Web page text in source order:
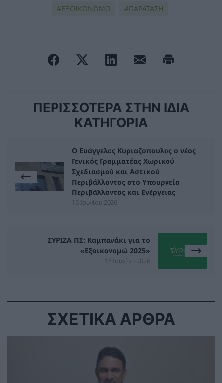
ΕΞΟΙΚΟΝΟΜΩ ΠΑΡΑΤΑΣΗ
ΠΕΡΙΣΣΟΤΕΡΑ ΣΤΗΝ ΙΔΙΑ
ΚΑΤΗΓΟΡΙΑ
Ο Ευάγγελος Κυριαζοπουλος ο νέος
Γενικός Γραμματέας Χωρικού
Σχεδιασμού και Αστικού
Περιβάλλοντος στο Υπουργείο
Περιβάλλοντος και Ενέργειας
15 Ιουνίου 2026
ΣΥΡΙΖΑ ΠΣ: Καμπανάκι για το
«Εξοικονομώ 2025»
16 Ιουνίου 2026
ΣΧΕΤΙΚΑ ΑΡΘΡΑ